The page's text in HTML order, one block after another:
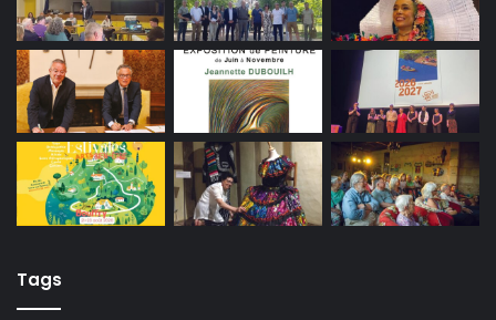
Tags